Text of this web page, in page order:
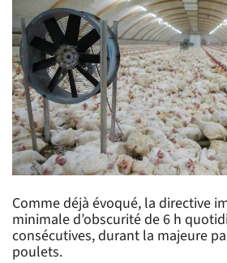
Comme déjà évoqué, la directive
minimale d’obscurité de 6 h
consécutives, durant la majeure
poulets.